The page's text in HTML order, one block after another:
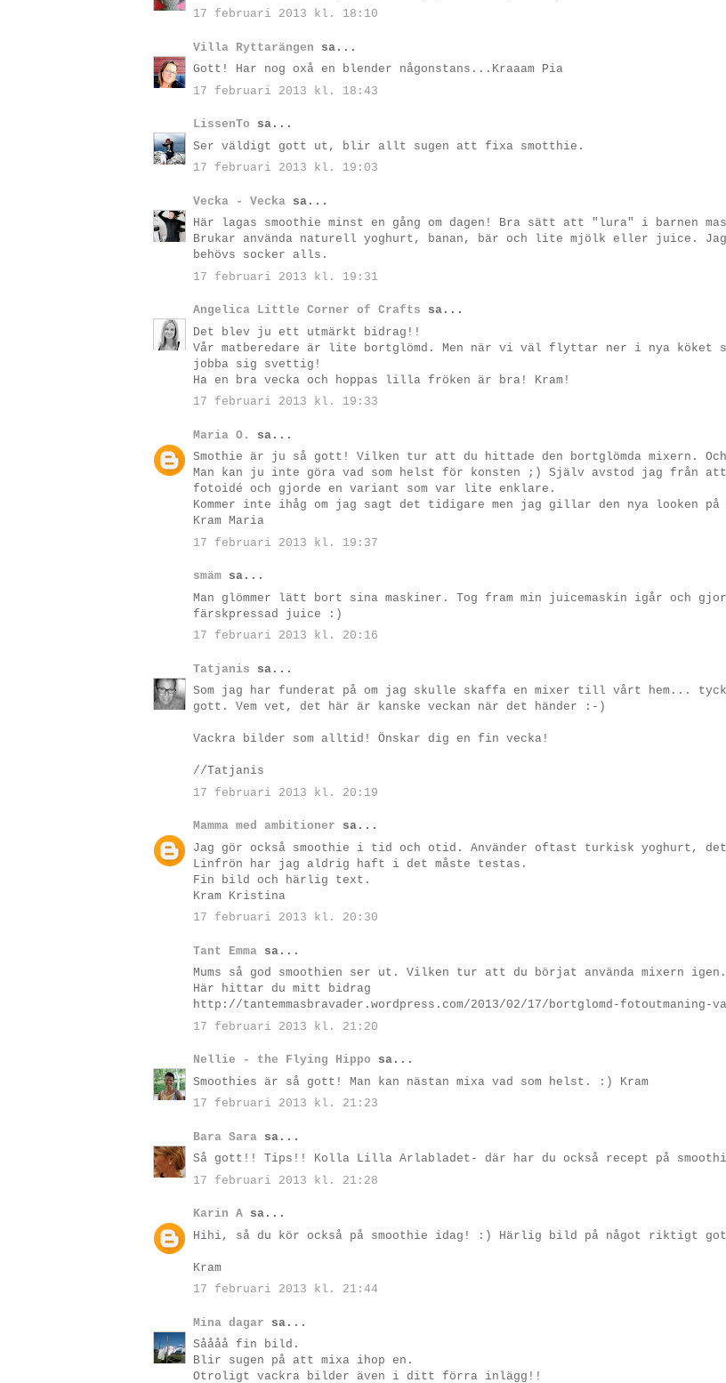
17 februari 2013 kl. 18:10
Villa Ryttarängen sa...
Gott! Har nog oxå en blender någonstans...Kraaam Pia
17 februari 2013 kl. 18:43
LissenTo sa...
Ser väldigt gott ut, blir allt sugen att fixa smotthie.
17 februari 2013 kl. 19:03
Vecka - Vecka sa...
Här lagas smoothie minst en gång om dagen! Bra sätt att "lura" i barnen
Brukar använda naturell yoghurt, banan, bär och lite mjölk eller juice.
behövs socker alls.
17 februari 2013 kl. 19:31
Angelica Little Corner of Crafts sa...
Det blev ju ett utmärkt bidrag!!
Vår matberedare är lite bortglömd. Men när vi väl flyttar ner i nya köket
jobba sig svettig!
Ha en bra vecka och hoppas lilla fröken är bra! Kram!
17 februari 2013 kl. 19:33
Maria O.
sa...
Smothie är ju så gott! Vilken tur att du hittade den bortglömda mixern.
Man kan ju inte göra vad som helst för konsten ;) Själv avstod jag från
fotoidé och gjorde en variant som var lite enklare.
Kommer inte ihåg om jag sagt det tidigare men jag gillar den nya looken på
Kram Maria
17 februari 2013 kl. 19:37
smäm sa...
Man glömmer lätt bort sina maskiner. Tog fram min juicemaskin igår och
färskpressad juice :)
17 februari 2013 kl. 20:16
Tatjanis sa...
Som jag har funderat på om jag skulle skaffa en mixer till vårt hem...
gott. Vem vet, det här är kanske veckan när det händer :-)
Vackra bilder som alltid! Önskar dig en fin vecka!
//Tatjanis
17 februari 2013 kl. 20:19
Mamma med ambitioner sa...
Jag gör också smoothie i tid och otid. Använder oftast turkisk yoghurt,
Linfrön har jag aldrig haft i det måste testas.
Fin bild och härlig text.
Kram Kristina
17 februari 2013 kl. 20:30
Tant Emma sa...
Mums så god smoothien ser ut. Vilken tur att du börjat använda mixern igen.
Här hittar du mitt bidrag
http://tantemmasbravader.wordpress.com/2013/02/17/bortglomd-fotoutmaning-
17 februari 2013 kl. 21:20
Nellie - the Flying Hippo sa...
Smoothies är så gott! Man kan nästan mixa vad som helst. :) Kram
17 februari 2013 kl. 21:23
Bara Sara sa...
Så gott!! Tips!! Kolla Lilla Arlabladet- där har du också recept på
17 februari 2013 kl. 21:28
Karin A sa...
Hihi, så du kör också på smoothie idag! :) Härlig bild på något riktigt
Kram
17 februari 2013 kl. 21:44
Mina dagar sa...
Såååå fin bild.
Blir sugen på att mixa ihop en.
Otroligt vackra bilder även i ditt förra inlägg!!